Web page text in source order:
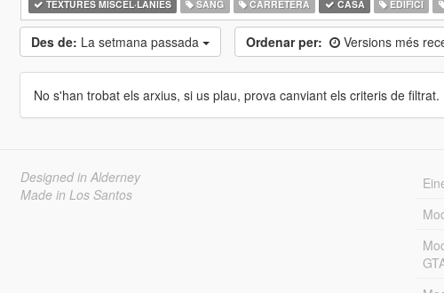
TEXTURES MISCEL·LÀNIES SANG CARRETERA CASA EDIFICI
Des de: La setmana passada Ordenar per: Versions més
No s'han trobat els arxius, si us plau, prova canviant els criteris de filtrat.
Designed in Alderney
Made in Los Santos